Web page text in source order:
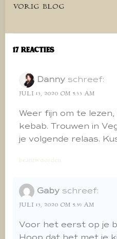
Bericht
navigatie
VORIG BLOG
17 Reacties
Danny schreef:
JULI 13, 2020 OM 5:33 AM
Weer fijn om te lezen,
kebab. Trouwen in
je volgende relaas.
beantwoorden
Gaby schreef:
JULI 13, 2020 OM 5:39 AM
Voor het eerst op je